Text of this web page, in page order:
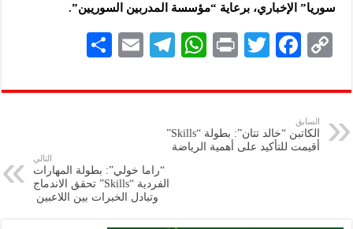
سوريا” الإخباري، برعاية “مؤسسة المدربين السوريين”.
C
p
y
Li
F
eb
k
T
tt
P
nt
W
at
A
p
Te
gr
E
ai
ar
السابق
الكاتبن “خالد تتان”: بطولة “Skills”
أقيمت للتأكيد على أهمية الرياضة
التالي
“راما خولي”: بطولة المهارات
الفردية “Skills” تحقق الاندماج
وتبادل الخبرات بين اللاعبين